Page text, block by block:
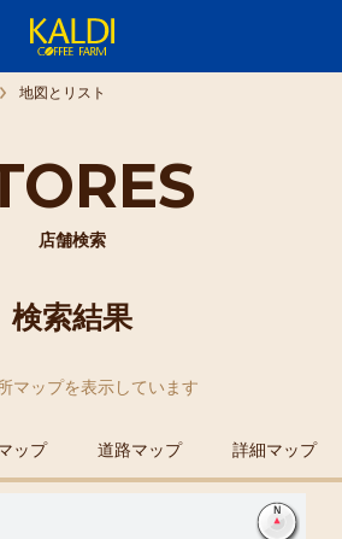
店舗検索
地図とリスト
検索結果
マップを表示しています
ップ 道路マップ 詳細マップ